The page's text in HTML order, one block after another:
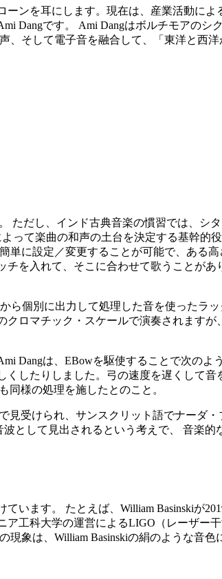
ーンを耳にします。現在は、産業活動に
Dangです。 Ami Dangはボルチモアの
、そして電子音を融合して、「東洋と西
ただし、インド古典音楽の慣習では、シ
って楽曲の和声の土台を決定する基幹的
単に設定／変更することが可能で、ある
を入れて、そこに合わせて歌うことが
ら個別に出力して処理した音を使ったラ
ロマチック・スケールで演奏されます
Dangは、EBowを駆使することで次の
したりしました。弓の速度を遅くして
同様の処理を施したとのこと。
見受けられ、サンスクリット語でナーダ
として見出されるという考えで、 音楽
います。 たとえば、William Basinskiが
工科大学の運営によるLIGO（レーザー
象は、William Basinskiの絹のような音